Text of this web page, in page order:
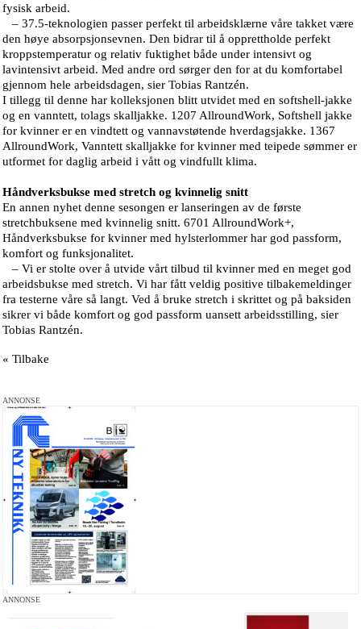
fysisk arbeid.
– 37.5-teknologien passer perfekt til arbeidsklærne våre takket være
den høye absorpsjonsevnen. Den bidrar til å opprettholde perfekt
kroppstemperatur og relativ fuktighet både under intensivt og
lavintensivt arbeid. Med andre ord sørger den for at du komfortabel
gjennom hele arbeidsdagen, sier Tobias Rantzén.
I tillegg til denne har kolleksjonen blitt utvidet med en softshell-jakke
og en vanntett, tolags skalljakke. 1207 AllroundWork, Softshell jakke
for kvinner er en vindtett og vannavstøtende hverdagsjakke. 1367
AllroundWork, Vanntett skalljakke for kvinner med teipede sømmer er
utformet for daglig arbeid i vått og vindfullt klima.
Håndverksbukse med stretch og kvinnelig snitt
En annen nyhet denne sesongen er lanseringen av de første
stretchbuksene med kvinnelig snitt. 6701 AllroundWork+,
Håndverksbukse for kvinner med hylsterlommer har god passform,
komfort og funksjonalitet.
– Vi er stolte over å utvide vårt tilbud til kvinner med en meget god
arbeidsbukse med stretch. Vi har fått veldig positive tilbakemeldinger
fra testerne våre så langt. Ved å bruke stretch i skrittet og på baksiden
sikrer vi både komfort og god passform uansett arbeidsstilling, sier
Tobias Rantzén.
« Tilbake
ANNONSE
ANNONSE